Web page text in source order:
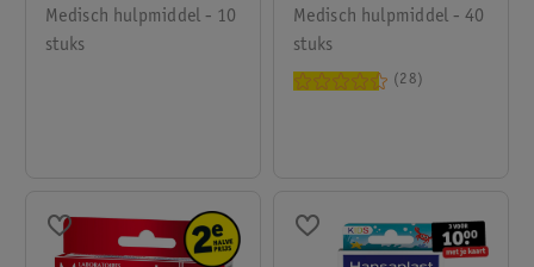
Medisch hulpmiddel - 10
stuks
Medisch hulpmiddel - 40
stuks
28